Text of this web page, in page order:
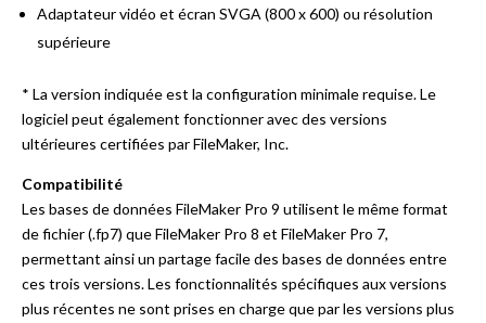
Adaptateur vidéo et écran SVGA (800 x 600) ou résolution
supérieure
* La version indiquée est la configuration minimale requise. Le
logiciel peut également fonctionner avec des versions
ultérieures certifiées par FileMaker, Inc.
Compatibilité
Les bases de données FileMaker Pro 9 utilisent le même format
de fichier (.fp7) que FileMaker Pro 8 et FileMaker Pro 7,
permettant ainsi un partage facile des bases de données entre
ces trois versions. Les fonctionnalités spécifiques aux versions
plus récentes ne sont prises en charge que par les versions plus